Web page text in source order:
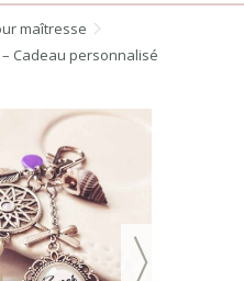
maîtresse
Cadeau personnalisé